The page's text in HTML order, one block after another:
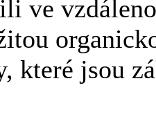
ve
které jsou